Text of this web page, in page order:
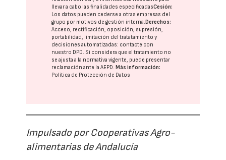
llevar a cabo las finalidades especificadasCesión:
Los datos pueden cederse a otras empresas del
grupo por motivos de gestión interna. Derechos:
Acceso, rectificación, oposición, supresión,
portabilidad, limitación del tratatamiento y
decisiones automatizadas: contacte con
nuestro DPD. Si considera que el tratamiento no
se ajusta a la normativa vigente, puede presentar
reclamación ante laAEPD. Más información:
Política de Protección de Datos
Impulsado por Cooperativas Agro-
alimentarias de Andalucía